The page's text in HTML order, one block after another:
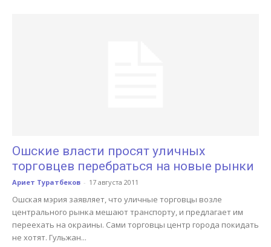
Ошские власти просят уличных
торговцев перебраться на новые рынки
Ариет Туратбеков - 17 августа 2011
Ошская мэрия заявляет, что уличные торговцы возле
центрального рынка мешают транспорту, и предлагает им
переехать на окраины. Сами торговцы центр города покидать
не хотят. Гульжан...